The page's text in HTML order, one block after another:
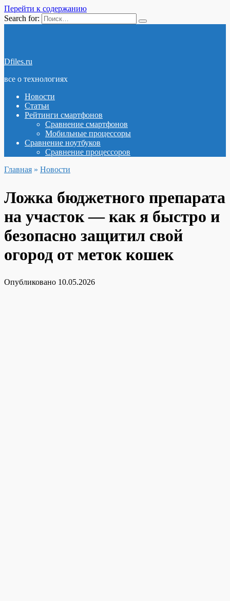
Перейти к содержанию
Search for:
Dfiles.ru
все о технологиях
Новости
Статьи
Рейтинги смартфонов
Сравнение смартфонов
Мобильные процессоры
Сравнение ноутбуков
Сравнение процессоров
Главная » Новости
Ложка бюджетного препарата
на участок — как я быстро и
безопасно защитил свой
огород от меток кошек
Опубликовано 10.05.2026